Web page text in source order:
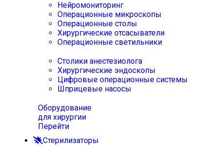
Нейромониторинг
Операционные микроскопы
Операционные столы
Хирургические отсасыватели
Операционные светильники
Столики анестезиолога
Хирургические эндоскопы
Цифровые операционные системы
Шприцевые насосы
Оборудование
для хирургии
Перейти
Стерилизаторы